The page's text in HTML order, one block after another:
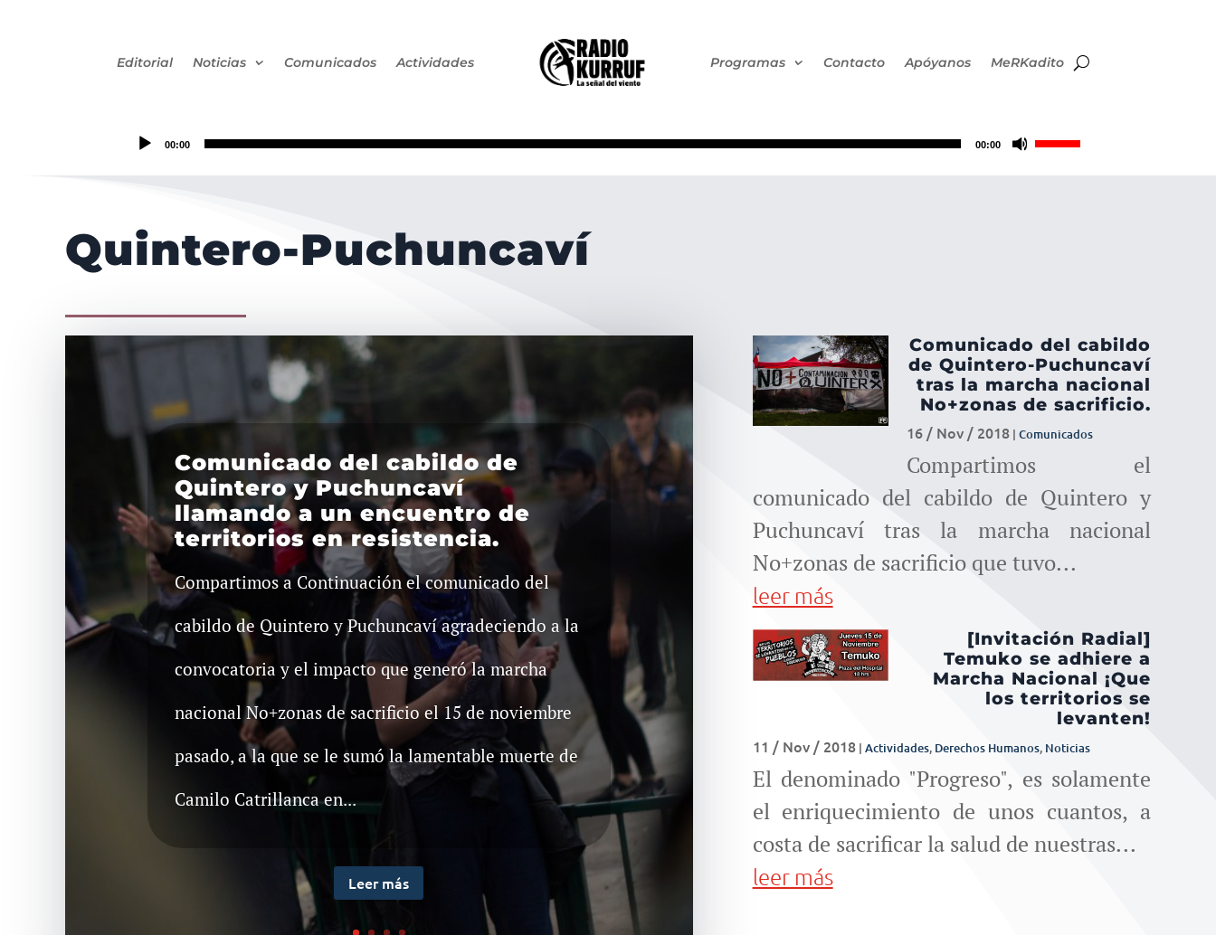
Editorial Noticias Comunicados Actividades Programas Contacto Apóyanos MeRKadito
00:00 00:00
Utiliza
arriba/abajo
para
o
disminuir
Quintero-Puchuncaví
Comunicado del cabildo de
Quintero y Puchuncaví
llamando a un encuentro de
territorios en resistencia.
Compartimos a Continuación el comunicado del
cabildo de Quintero y Puchuncaví agradeciendo a la
convocatoria y el impacto que generó la marcha
nacional No+zonas de sacrificio el 15 de noviembre
pasado, a la que se le sumó la lamentable muerte de
Camilo Catrillanca en...
Leer más
Comunicado del cabildo
de Quintero-Puchuncaví
tras la marcha nacional
No+zonas de sacrificio.
16 / Nov / 2018| Comunicados
Compartimos el
comunicado del cabildo de Quintero y
Puchuncaví tras la marcha nacional
No+zonas de sacrificio que tuvo...
leer más
[Invitación Radial]
Temuko se adhiere a
Marcha Nacional ¡Que
los territorios se
levanten!
11 / Nov / 2018| Actividades, Derechos Humanos, Noticias
El denominado "Progreso", es solamente
el enriquecimiento de unos cuantos, a
costa de sacrificar la salud de nuestras...
leer más